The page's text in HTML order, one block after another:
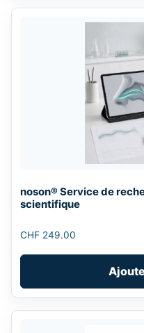
noson® Service de
scientifique
CHF 249.00